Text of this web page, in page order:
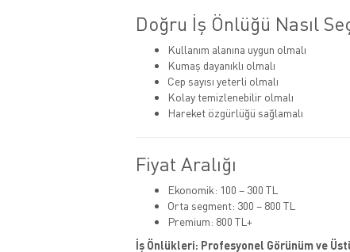
Doğru İş Önlüğü Nasıl
Kullanım alanına uygun olmalı
Kumaş dayanıklı olmalı
Cep sayısı yeterli olmalı
Kolay temizlenebilir olmalı
Hareket özgürlüğü sağlamalı
Fiyat Aralığı
Ekonomik: 100 – 300 TL
Orta segment: 300 – 800 TL
Premium: 800 TL+
İş Önlükleri: Profesyonel Görünüm ve